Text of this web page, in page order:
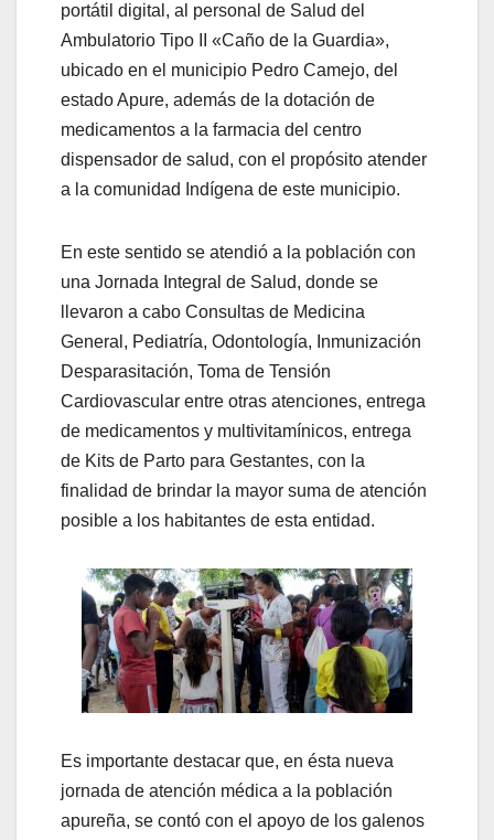
portátil digital, al personal de Salud del
Ambulatorio Tipo II «Caño de la Guardia»,
ubicado en el municipio Pedro Camejo, del
estado Apure, además de la dotación de
medicamentos a la farmacia del centro
dispensador de salud, con el propósito atender
a la comunidad Indígena de este municipio.
En este sentido se atendió a la población con
una Jornada Integral de Salud, donde se
llevaron a cabo Consultas de Medicina
General, Pediatría, Odontología, Inmunización
Desparasitación, Toma de Tensión
Cardiovascular entre otras atenciones, entrega
de medicamentos y multivitamínicos, entrega
de Kits de Parto para Gestantes, con la
finalidad de brindar la mayor suma de atención
posible a los habitantes de esta entidad.
Es importante destacar que, en ésta nueva
jornada de atención médica a la población
apureña, se contó con el apoyo de los galenos